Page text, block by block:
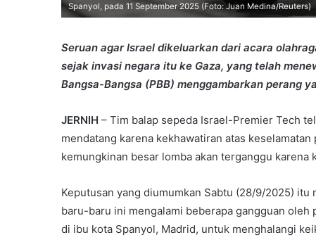
Spanyol, pada 11 September 2025 (Foto: Juan Medina/Reuters)
Seruan agar Israel dikeluarkan dari acara
sejak invasi negara itu ke Gaza, yang telah
Bangsa-Bangsa (PBB) menggambarkan perang
JERNIH – Tim balap sepeda Israel-Premier Tech
mendatang karena kekhawatiran atas
kemungkinan besar lomba akan terganggu karena
Keputusan yang diumumkan Sabtu (28/9/2025)
baru-baru ini mengalami beberapa gangguan
di ibu kota Spanyol, Madrid, untuk menghalangi